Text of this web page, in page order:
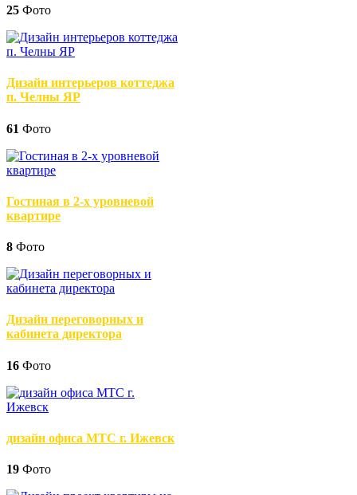
25 Фото
Дизайн интерьеров коттеджа
п. Челны ЯР
61 Фото
Гостиная в 2-х уровневой
квартире
8 Фото
Дизайн переговорных и
кабинета директора
16 Фото
дизайн офиса МТС г. Ижевск
19 Фото